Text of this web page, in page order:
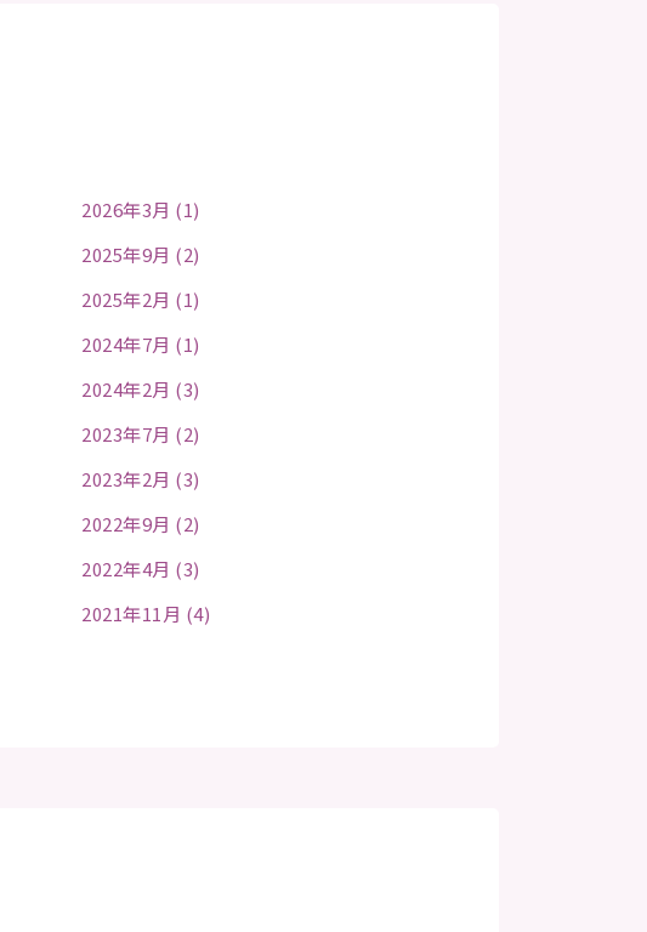
2026年3月 (1)
2025年9月 (2)
2025年2月 (1)
2024年7月 (1)
2024年2月 (3)
2023年7月 (2)
2023年2月 (3)
2022年9月 (2)
2022年4月 (3)
2021年11月 (4)